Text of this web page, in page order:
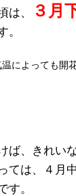
は、 ３月
。
によっても開
ば、きれい
ては、４月
す。